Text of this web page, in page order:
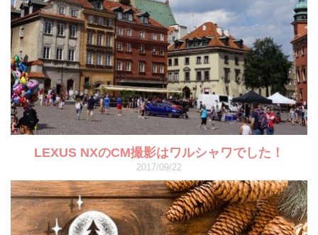
LEXUS NXのCM撮影はワルシャワでした！
2017/09/22